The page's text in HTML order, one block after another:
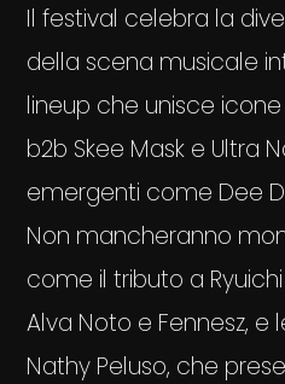
Il festival celebra la
della scena musicale
lineup che unisce
b2b Skee Mask e Ultra
emergenti come Dee
Non mancheranno
come il tributo a
Alva Noto e Fennesz,
Nathy Peluso, che